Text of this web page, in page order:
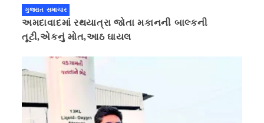
ગુજરાત સમાચાર
અમદાવાદમાં રથયાત્રા જોતા મકાનની બાલ્કની
તૂટી,એકનું મોત,આઠ ઘાયલ